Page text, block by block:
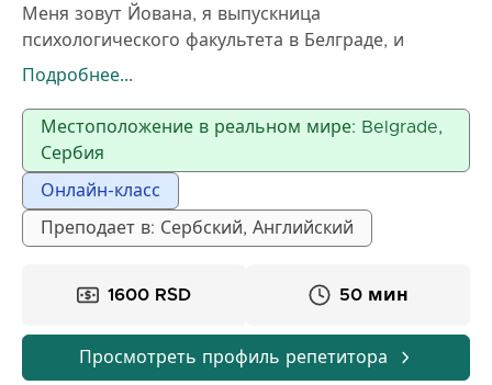
Меня зовут Йована, я выпускница
психологического факультета в Белграде, и
помимо любви к этой науке, во мне живёт ещё
который также является моим родным языком. Я
выросла в Швейцарии и Франции, где закончила
всё обучение до 19 лет. Я использую французский
ежедневно и имею годы опыта в разговоре,
письме и понимании языка, как в повседневном,
так и в академическом общении. Как человек,
также научилась передавать знания ясным,
без стресса и без ощущения, что французский –
Подробнее...
Местоположение в реальном мире: Belgrade,
Сербия
Онлайн-класс
Преподает в: Сербский, Английский
1600 RSD 50 мин
Просмотреть профиль репетитора